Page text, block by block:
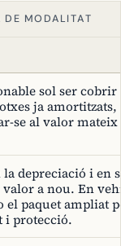
DE MODALITAT
sol ser cobrir
ja amortitzats,
se al valor mateix
la depreciació i en
a nou. En
paquet ampliat
protecció.